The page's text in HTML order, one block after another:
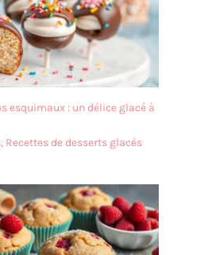
esquimaux : un délice glacé à
, Recettes de desserts glacés